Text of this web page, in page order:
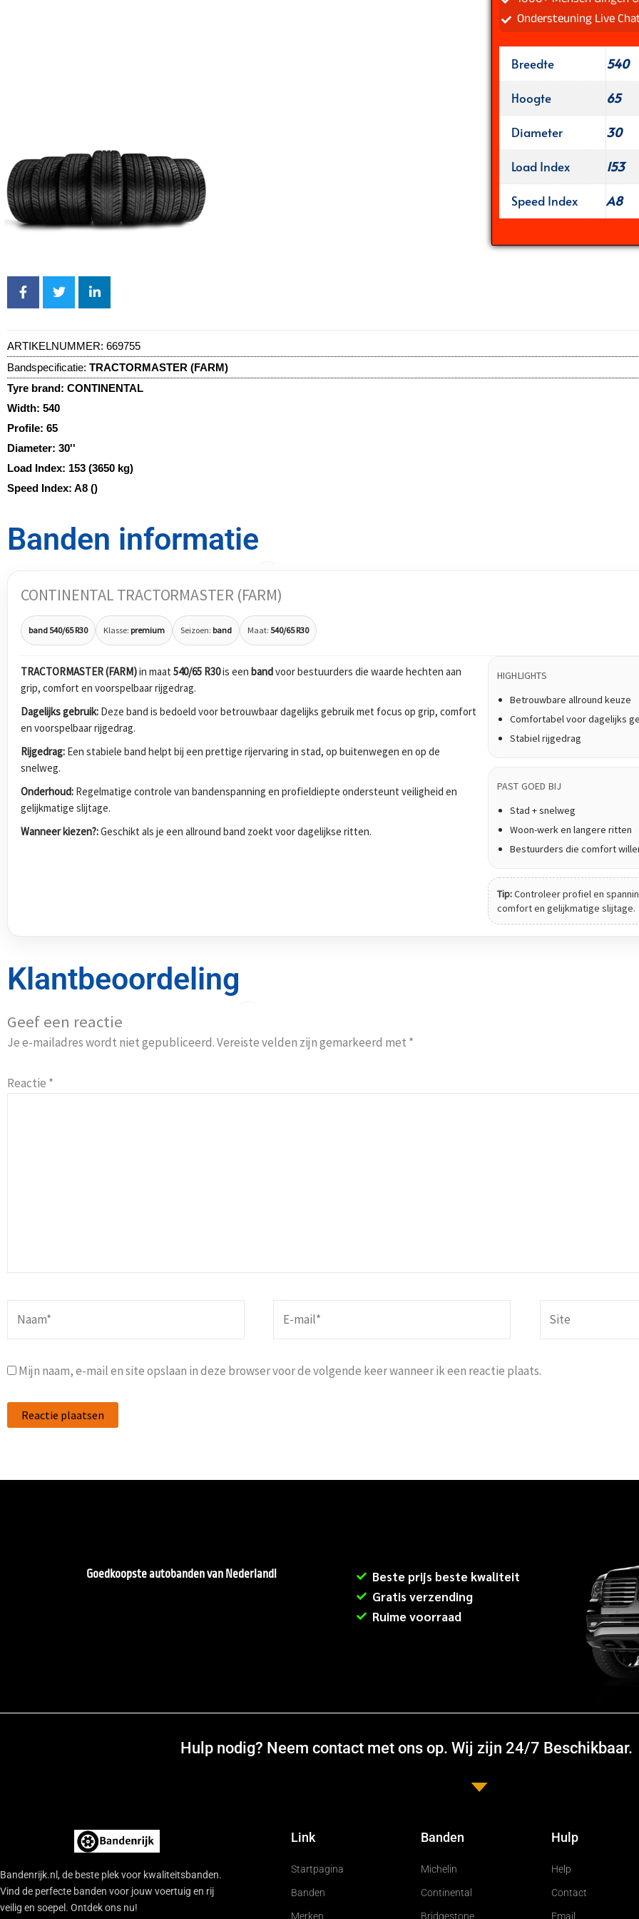
Ondersteuning Live
Breedte
540
Hoogte
65
Diameter
30
Load Index
153
Speed Index
A8
ARTIKELNUMMER: 669755
Bandspecificatie: TRACTORMASTER (FARM)
Tyre brand: CONTINENTAL
Width: 540
Profile: 65
Diameter: 30''
Load Index: 153 (3650 kg)
Speed Index: A8 ()
Banden informatie
CONTINENTAL TRACTORMASTER (FARM)
band 540/65 R30 Klasse: premium Seizoen: band Maat: 540/65 R30
TRACTORMASTER (FARM)in maat 540/65 R30is een bandvoor bestuurders die waarde hechten aan
grip, comfort en voorspelbaar rijgedrag.
Dagelijks gebruik: Deze band is bedoeld voor betrouwbaar dagelijks gebruik met focus op grip, comfort
en voorspelbaar rijgedrag.
Rijgedrag: Een stabiele band helpt bij een prettige rijervaring in stad, op buitenwegen en op de
snelweg.
Onderhoud: Regelmatige controle van bandenspanning en profieldiepte ondersteunt veiligheid en
gelijkmatige slijtage.
Wanneer kiezen?:Geschikt als je een allround band zoekt voor dagelijkse ritten.
HIGHLIGHTS
Betrouwbare allround keuze
Comfortabel voor dagelijks
Stabiel rijgedrag
PAST GOED BIJ
Stad + snelweg
Woon-werk en langere ritten
Bestuurders die comfort
Tip:Controleer profiel en
comfort en gelijkmatige slijtage.
Klantbeoordeling
Geef een reactie
Je e-mailadres wordt niet gepubliceerd.Vereiste velden zijn gemarkeerd met *
Reactie *
mail*
Mijn naam, e-mail en site opslaan in deze browser voor de volgende keer wanneer ik een reactie plaats.
Goedkoopste autobanden van Nederland!
Beste prijs beste kwaliteit
Gratis verzending
Ruime voorraad
Hulp nodig? Neem contact met ons op. Wij zijn 24/7 Beschikbaar.
Bandenrijk.nl, de beste plek voor kwaliteitsbanden.
Vind de perfecte banden voor jouw voertuig en rij
veilig en soepel. Ontdek ons nu!
Link
Startpagina
Banden
Merken
Banden
Michelin
Continental
Bridgestone
Hulp
Help
Contact
Email